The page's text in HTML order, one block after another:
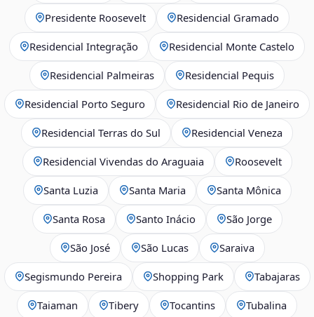
Presidente Roosevelt Residencial Gramado
Residencial Integração Residencial Monte Castelo
Residencial Palmeiras Residencial Pequis
Residencial Porto Seguro Residencial Rio de Janeiro
Residencial Terras do Sul Residencial Veneza
Residencial Vivendas do Araguaia Roosevelt
Santa Luzia Santa Maria Santa Mônica
Santa Rosa Santo Inácio São Jorge
São José São Lucas Saraiva
Segismundo Pereira Shopping Park Tabajaras
Taiaman Tibery Tocantins Tubalina